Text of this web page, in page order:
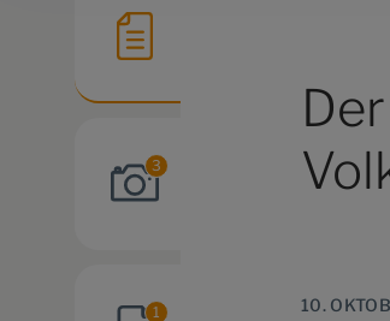
3
1 10.